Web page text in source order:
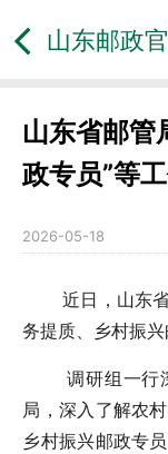
山东邮政
山东省邮管
政专员”等
2026-05-18
近日，山东省
务提质、乡村振兴
调研组一行深
局，深入了解农
乡村振兴邮政专